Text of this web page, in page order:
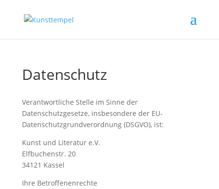
Datenschutz
Verantwortliche Stelle im Sinne der
Datenschutzgesetze, insbesondere der EU-
Datenschutzgrundverordnung (DSGVO), ist:
Kunst und Literatur e.V.
Elfbuchenstr. 20
34121 Kassel
Ihre Betroffenenrechte